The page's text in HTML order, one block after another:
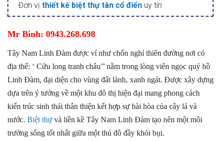
Đơn vị thiết kế biệt thự tân cổ điển uy tín
Mr Bình: 0943.268.698
Tây Nam Linh Đàm được ví như chốn nghỉ thiên đường nơi có
địa thế: ‘ Cửu long tranh châu’’ nằm trong lòng viên ngọc quý hồ
Linh Đàm, đại diện cho vùng đất lành, xanh ngát. Được xây dựng
dựa trên ý tưởng về một khu đô thị hiện đại mang phong cách
kiến trúc sinh thái thân thiện kết hợp sự hài hòa của cây lá và
nước. Biệt thự và liền kề Tây Nam Linh Đàm tạo nên một môi
trường sống tốt nhất giữa một thủ đô đầy khói bụi.